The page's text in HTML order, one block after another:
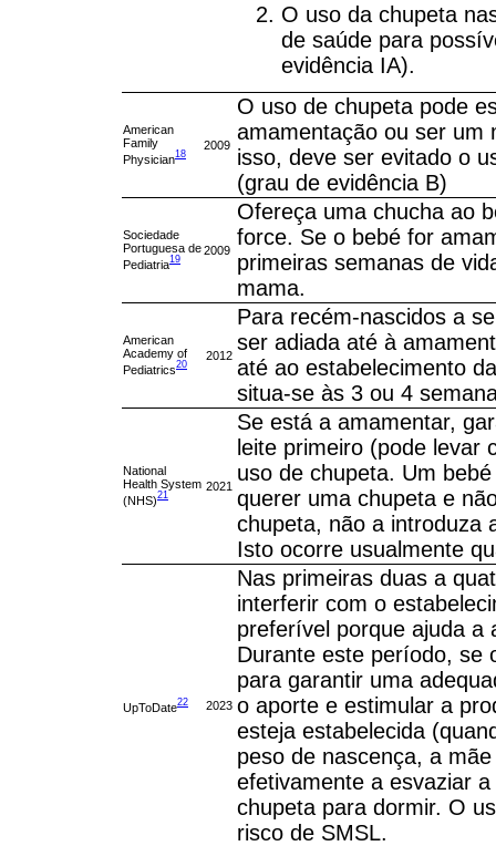
O uso da chupeta
de saúde para
evidência IA).
American
Family
Physician18
2009
O uso de chupeta pode
amamentação ou ser um
isso, deve ser evitado o
(grau de evidência B)
Sociedade
Portuguesa de
Pediatria19
2009
Ofereça uma chucha ao
force. Se o bebé for
primeiras semanas de
mama.
American
Academy of
Pediatrics20
2012
Para recém-nascidos a
ser adiada até à
até ao estabelecimento
situa-se às 3 ou 4
National
Health System
(NHS)21
2021
Se está a amamentar,
leite primeiro (pode levar
uso de chupeta. Um
querer uma chupeta e
chupeta, não a introduza
Isto ocorre usualmente
UpToDate22 2023
Nas primeiras duas a
interferir com o
preferível porque ajuda a
Durante este período, se
para garantir uma
o aporte e estimular a
esteja estabelecida
peso de nascença, a
efetivamente a esvaziar
chupeta para dormir. O
risco de SMSL.